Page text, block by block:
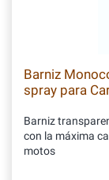
Barniz
spray para
Barniz
con la máxima
motos